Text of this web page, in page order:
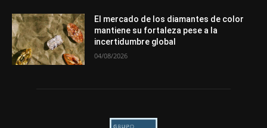
El mercado de los diamantes de color
mantiene su fortaleza pese a la
incertidumbre global
04/08/2026